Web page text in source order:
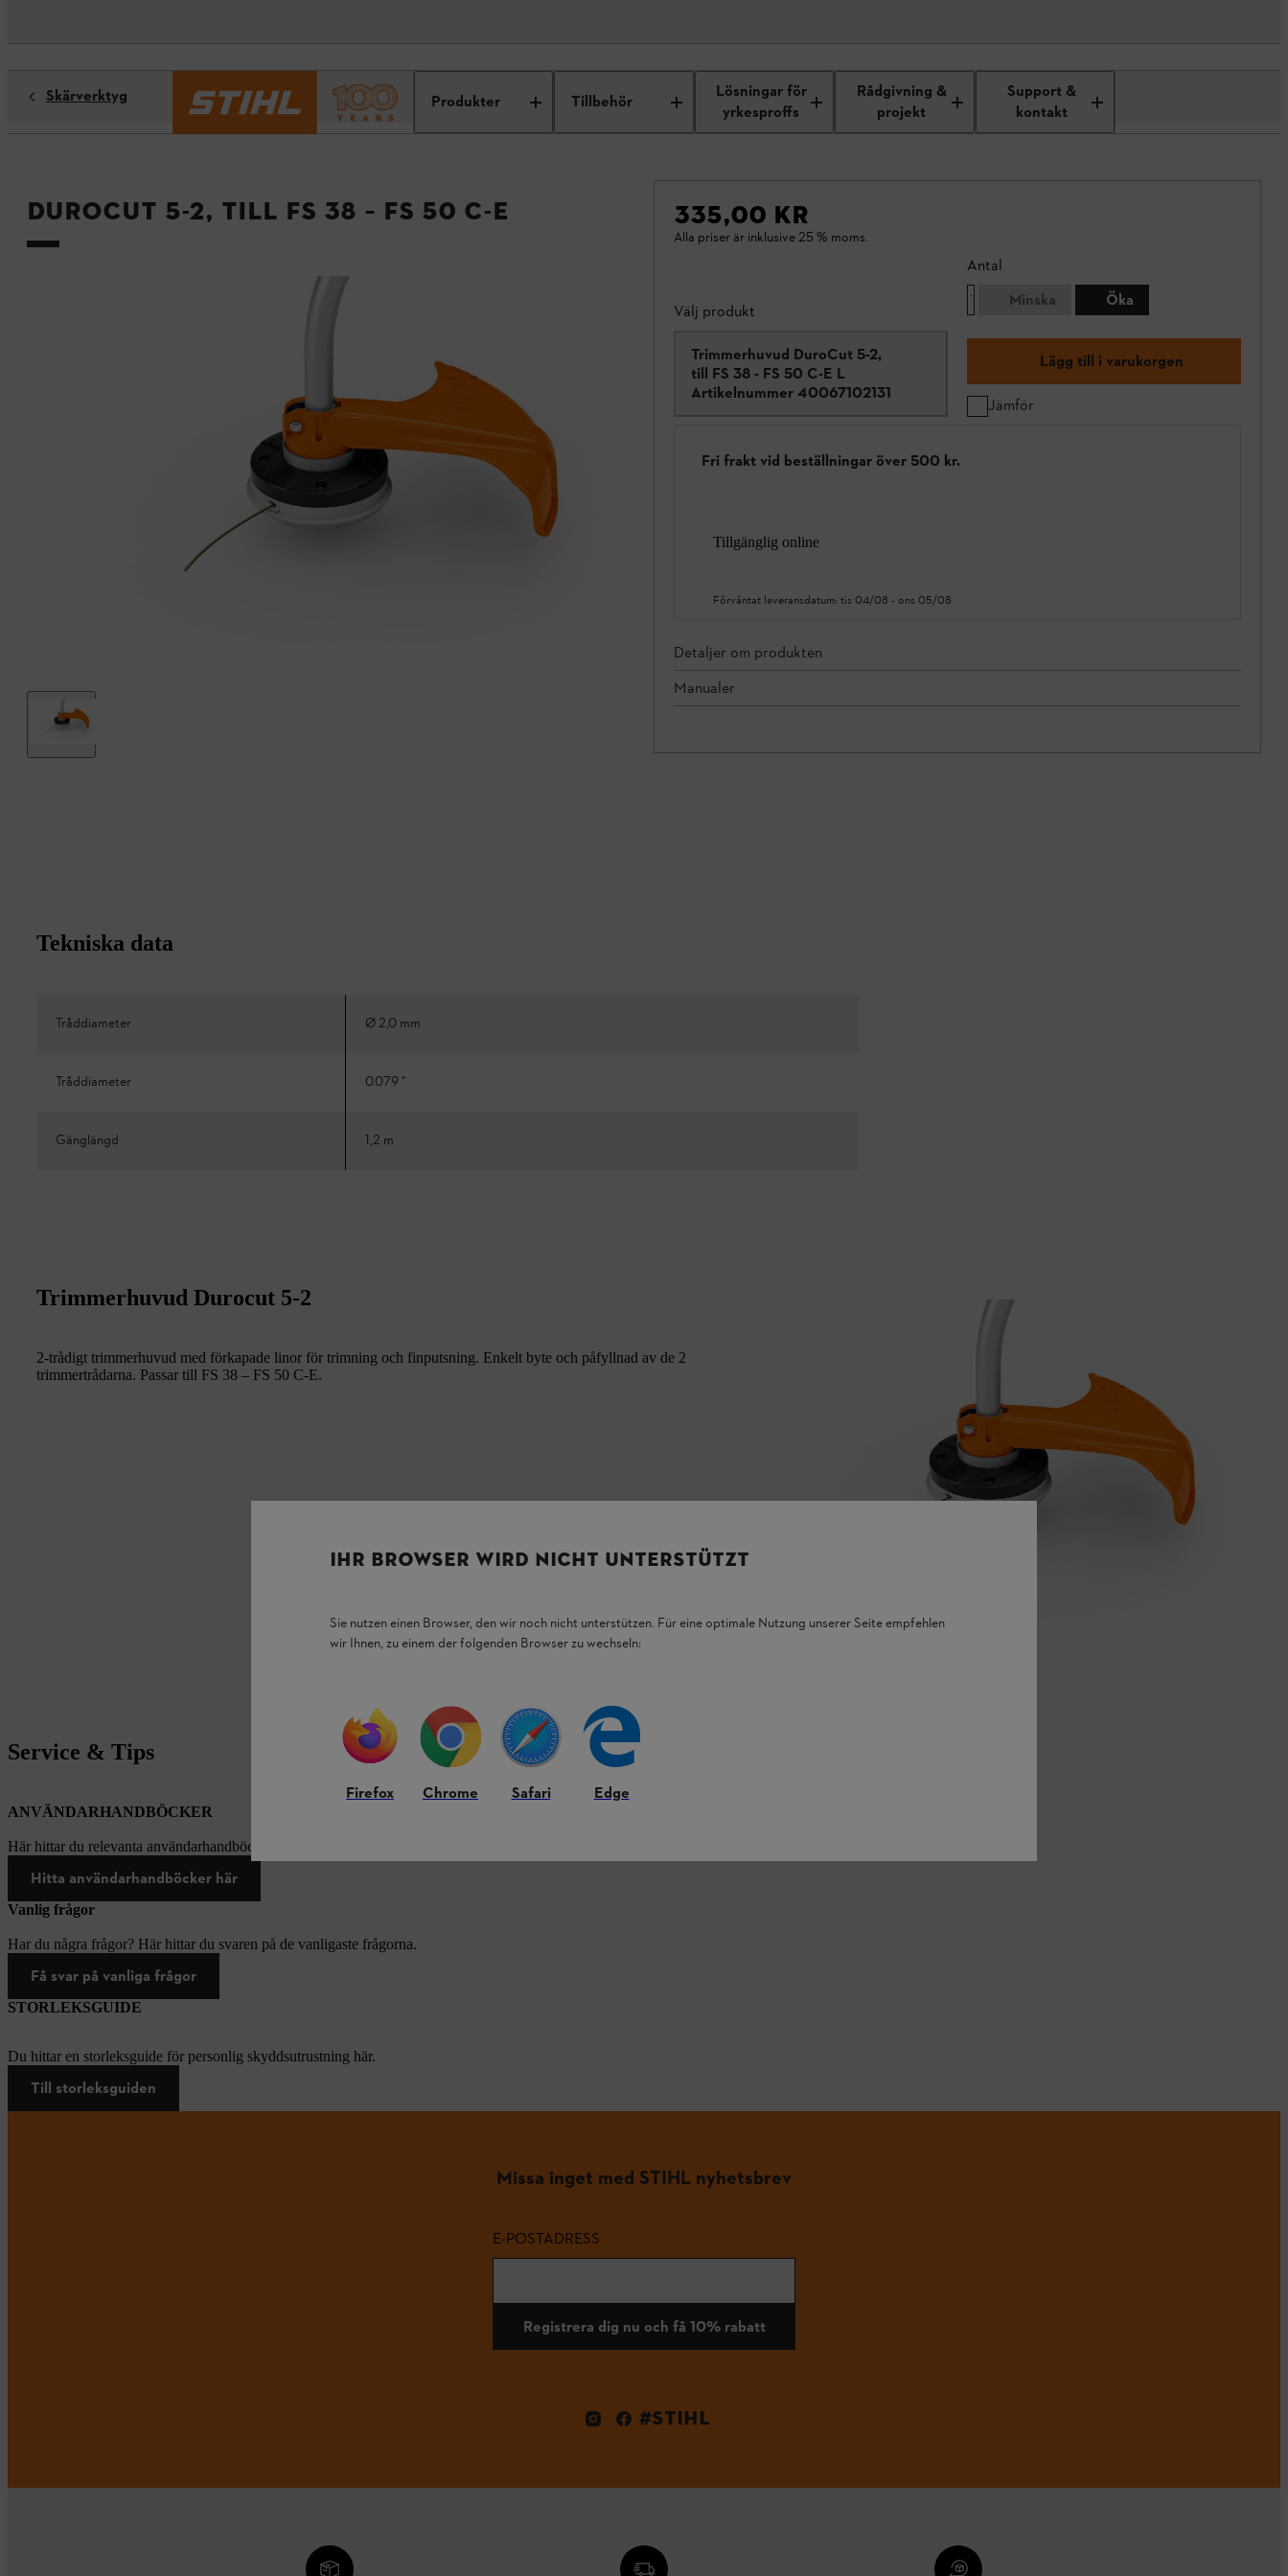
Produkter Tillbehör
Lösningar för
yrkesproffs
Rådgivning &
projekt
Support &
kontakt
Skärverktyg
DuroCut 5-2, till FS 38 – FS 50 C-E 335,00 KR
Alla priser är inklusive 25 % moms.
Välj produkt
Trimmerhuvud DuroCut 5-2,
till FS 38 - FS 50 C-E L
Artikelnummer 40067102131
Antal
Minska
Öka
Lägg till i varukorgen
Jämför
Fri frakt vid beställningar över 500 kr.
Tillgänglig online
Förväntat leveransdatum: tis 04/08 - ons 05/08
Detaljer om produkten
Manualer
Tekniska data
Tråddiameter Ø 2,0 mm
Tråddiameter 0.079 "
Gänglängd 1,2 m
Trimmerhuvud Durocut 5-2
2-trådigt trimmerhuvud med förkapade linor för trimning och finputsning. Enkelt byte och påfyllnad av de 2
trimmertrådarna. Passar till FS 38 – FS 50 C-E.
Service & Tips
ANVÄNDARHANDBÖCKER
Här hittar du relevanta användarhandböcker för produkter från STIHL.
Hitta användarhandböcker här
Vanlig frågor
Har du några frågor? Här hittar du svaren på de vanligaste frågorna.
Få svar på vanliga frågor
STORLEKSGUIDE
Du hittar en storleksguide för personlig skyddsutrustning här.
Till storleksguiden
Missa inget med STIHL nyhetsbrev
E-POSTADRESS
Registrera dig nu och få 10% rabatt
#STIHL
IHR BROWSER WIRD NICHT UNTERSTÜTZT
Sie nutzen einen Browser, den wir noch nicht unterstützen. Für eine optimale Nutzung unserer Seite empfehlen
wir Ihnen, zu einem der folgenden Browser zu wechseln:
Firefox Chrome Safari Edge